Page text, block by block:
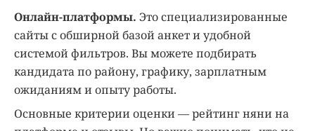
Онлайн-платформы. Это специализированные
сайты с обширной базой анкет и удобной
системой фильтров. Вы можете подбирать
кандидата по району, графику, зарплатным
ожиданиям и опыту работы.
Основные критерии оценки — рейтинг няни на